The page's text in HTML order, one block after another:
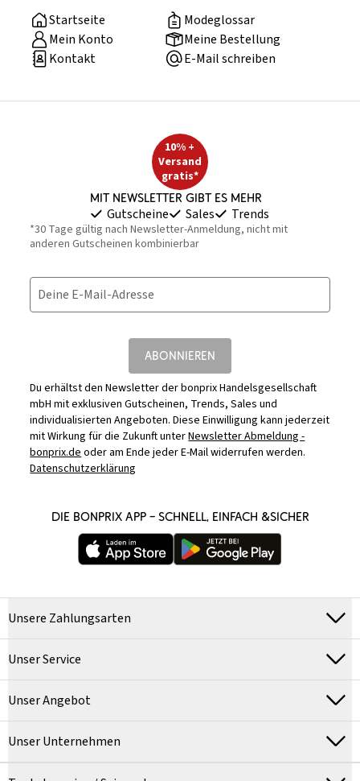
Startseite
Modeglossar
Mein Konto
Meine Bestellung
Kontakt
E-Mail schreiben
10% +
Versand
gratis*
Mit Newsletter gibt es mehr
Gutscheine Sales Trends
*30 Tage gültig nach Newsletter-Anmeldung, nicht mit
anderen Gutscheinen kombinierbar
Deine E-Mail-Adresse
ABONNIEREN
Du erhältst den Newsletter der bonprix Handelsgesellschaft
mbH mit exklusiven Gutscheinen, Trends, Sales und
individualisierten Angeboten. Diese Einwilligung kann jederzeit
mit Wirkung für die Zukunft unterNewsletter Abmeldung -
bonprix.deoder am Ende jeder E-Mail widerrufen werden.
Datenschutzerklärung
DIE BONPRIX APP – SCHNELL, EINFACH &SICHER
Unsere Zahlungsarten
Unser Service
Unser Angebot
Unser Unternehmen